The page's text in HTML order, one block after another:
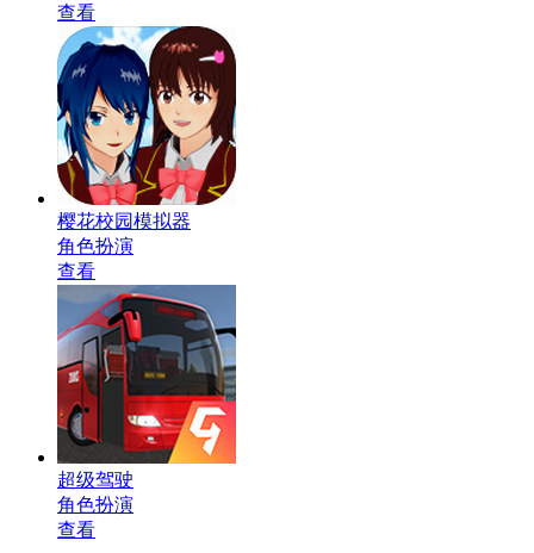
查看
樱花校园模拟器
角色扮演
查看
超级驾驶
角色扮演
查看